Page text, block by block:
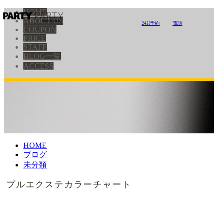
24H予約 電話
HOME
ABOUT US
COUPON
PRICE
STAFF
BLOG一覧
ACCESS
HOME
ブログ
未分類
プルエクステカラーチャート